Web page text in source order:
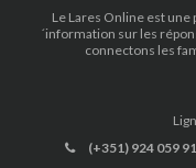
Le Lares Online est
´information sur les
connectons les
(+351) 924 059